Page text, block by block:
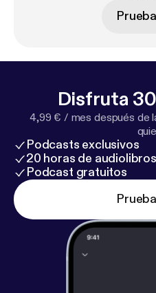
Disfruta
4,99 € / mes después de
Podcasts exclusivos
20 horas de
Podcast gratuitos